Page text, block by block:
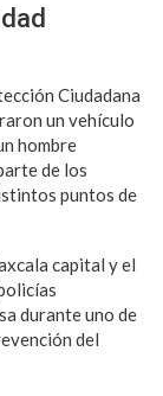
Ciudadana
un vehículo
hombre
de los
puntos de
capital y el
durante uno de
del